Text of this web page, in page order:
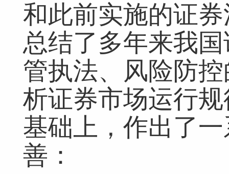
和此前实施的证
总结了多年来我
管执法、风险防
析证券市场运行
基础上，作出了
善：